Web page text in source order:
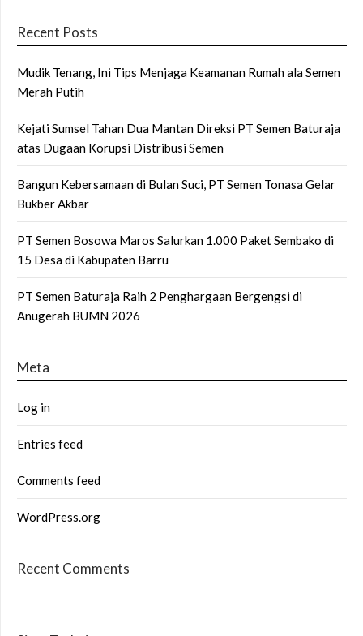
Recent Posts
Mudik Tenang, Ini Tips Menjaga Keamanan Rumah ala Semen
Merah Putih
Kejati Sumsel Tahan Dua Mantan Direksi PT Semen Baturaja
atas Dugaan Korupsi Distribusi Semen
Bangun Kebersamaan di Bulan Suci, PT Semen Tonasa Gelar
Bukber Akbar
PT Semen Bosowa Maros Salurkan 1.000 Paket Sembako di
15 Desa di Kabupaten Barru
PT Semen Baturaja Raih 2 Penghargaan Bergengsi di
Anugerah BUMN 2026
Meta
Log in
Entries feed
Comments feed
WordPress.org
Recent Comments